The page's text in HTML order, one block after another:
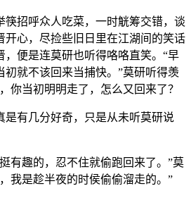
筷招呼众人吃菜，一时觥筹交错，谈
开心，尽捡些旧日里在江湖间的笑话
，便是连莫研也听得咯咯直笑。“早
初就不该回来当捕快。”莫研听得羡
你当初明明走了，怎么又回来了？
是有几分好奇，只是从未听莫研说
有趣的，忍不住就偷跑回来了。”莫
我是趁半夜的时侯偷偷溜走的。”